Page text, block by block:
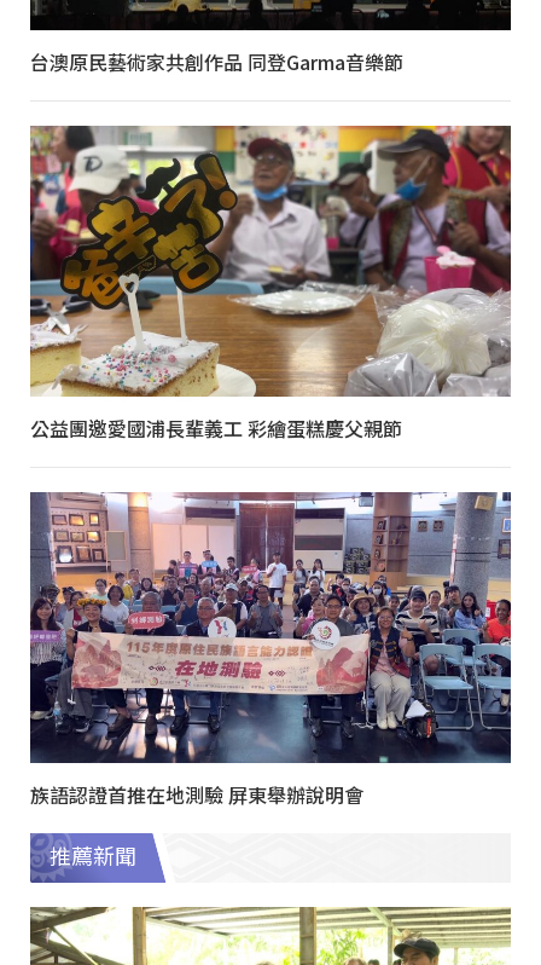
台澳原民藝術家共創作品 同登Garma音樂節
公益團邀愛國浦長輩義工 彩繪蛋糕慶父親節
族語認證首推在地測驗 屏東舉辦說明會
推薦新聞